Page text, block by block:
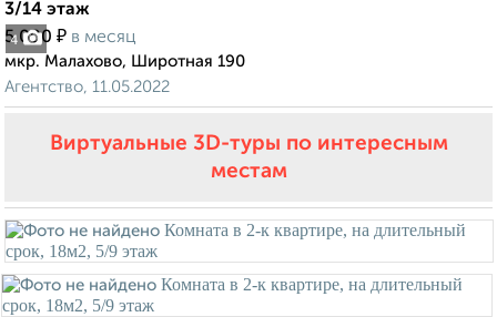
4
3/14 этаж
5 000 ₽ в месяц
мкр. Малахово, Широтная 190
Агентство, 11.05.2022
Виртуальные 3D-туры по интересным
местам